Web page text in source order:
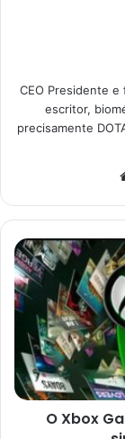
CEO Presidente
escritor,
precisamente
O
Xbox
Game
Pass
recebe
hoje
um
novo
e
singularO Xbox